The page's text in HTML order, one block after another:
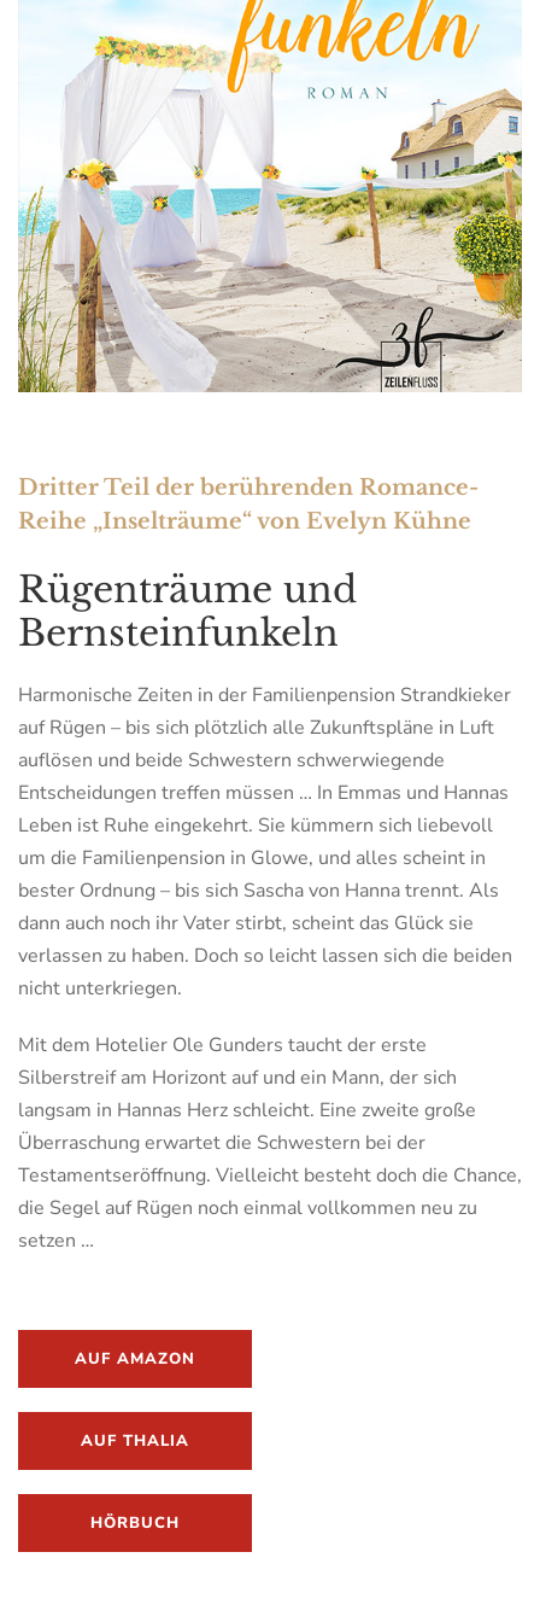
Dritter Teil der berührenden Romance-
Reihe „Inselträume“ von Evelyn Kühne
Rügenträume und
Bernsteinfunkeln
Harmonische Zeiten in der Familienpension Strandkieker
auf Rügen – bis sich plötzlich alle Zukunftspläne in Luft
auflösen und beide Schwestern schwerwiegende
Entscheidungen treffen müssen … In Emmas und Hannas
Leben ist Ruhe eingekehrt. Sie kümmern sich liebevoll
um die Familienpension in Glowe, und alles scheint in
bester Ordnung – bis sich Sascha von Hanna trennt. Als
dann auch noch ihr Vater stirbt, scheint das Glück sie
verlassen zu haben. Doch so leicht lassen sich die beiden
nicht unterkriegen.
Mit dem Hotelier Ole Gunders taucht der erste
Silberstreif am Horizont auf und ein Mann, der sich
langsam in Hannas Herz schleicht. Eine zweite große
Überraschung erwartet die Schwestern bei der
Testamentseröffnung. Vielleicht besteht doch die Chance,
die Segel auf Rügen noch einmal vollkommen neu zu
setzen …
AUF AMAZON
AUF THALIA
HÖRBUCH